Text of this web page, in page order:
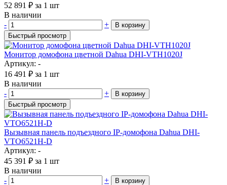
52 891 ₽ за 1 шт
В наличии
-
+
В корзину
Быстрый просмотр
Монитор домофона цветной Dahua DHI-VTH1020J
Артикул: -
16 491 ₽ за 1 шт
В наличии
-
+
В корзину
Быстрый просмотр
Вызывная панель подъездного IP-домофона Dahua DHI-
VTO6521H-D
Артикул: -
45 391 ₽ за 1 шт
В наличии
-
+
В корзину